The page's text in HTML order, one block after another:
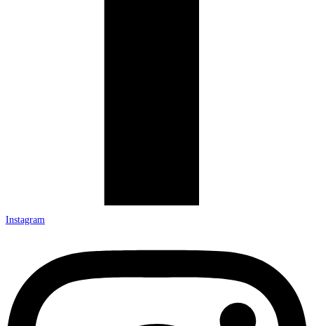
Instagram